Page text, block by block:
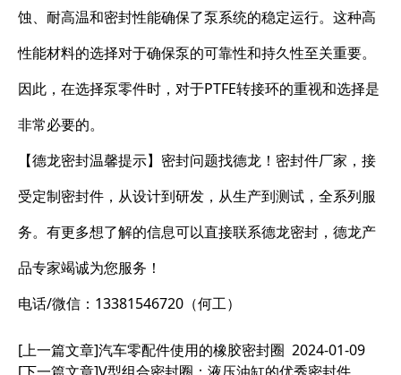
蚀、耐高温和密封性能确保了泵系统的稳定运行。这种高
性能材料的选择对于确保泵的可靠性和持久性至关重要。
因此，在选择泵零件时，对于PTFE转接环的重视和选择是
非常必要的。
【德龙密封温馨提示】密封问题找德龙！密封件厂家，接
受定制密封件，从设计到研发，从生产到测试，全系列服
务。有更多想了解的信息可以直接联系德龙密封，德龙产
品专家竭诚为您服务！
电话/微信：13381546720（何工）
[上一篇文章]汽车零配件使用的橡胶密封圈 2024-01-09